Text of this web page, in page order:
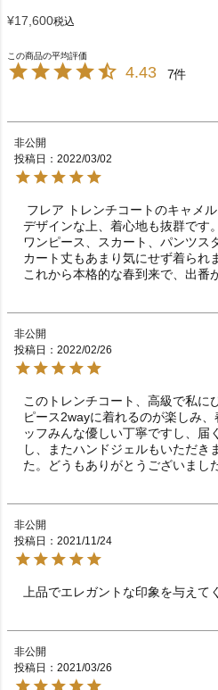
¥17,600税込
4.43 7
非公開
投稿日
2022/03/02
デザインな上、着心地も抜群です。
ワンピース、スカート、パンツス
カート丈もあまり気にせず着られ
これから本格的な春到来で、出番
非公開
投稿日
2022/02/26
このトレンチコート、高級で私に
ピース2wayに着れるのが楽しみ
ッフみんな優しい丁寧ですし、届
し、またハンドジェルもいただき
た。どうもありがとうございまし
非公開
投稿日
2021/11/24
上品でエレガントな印象を与えて
非公開
投稿日
2021/03/26